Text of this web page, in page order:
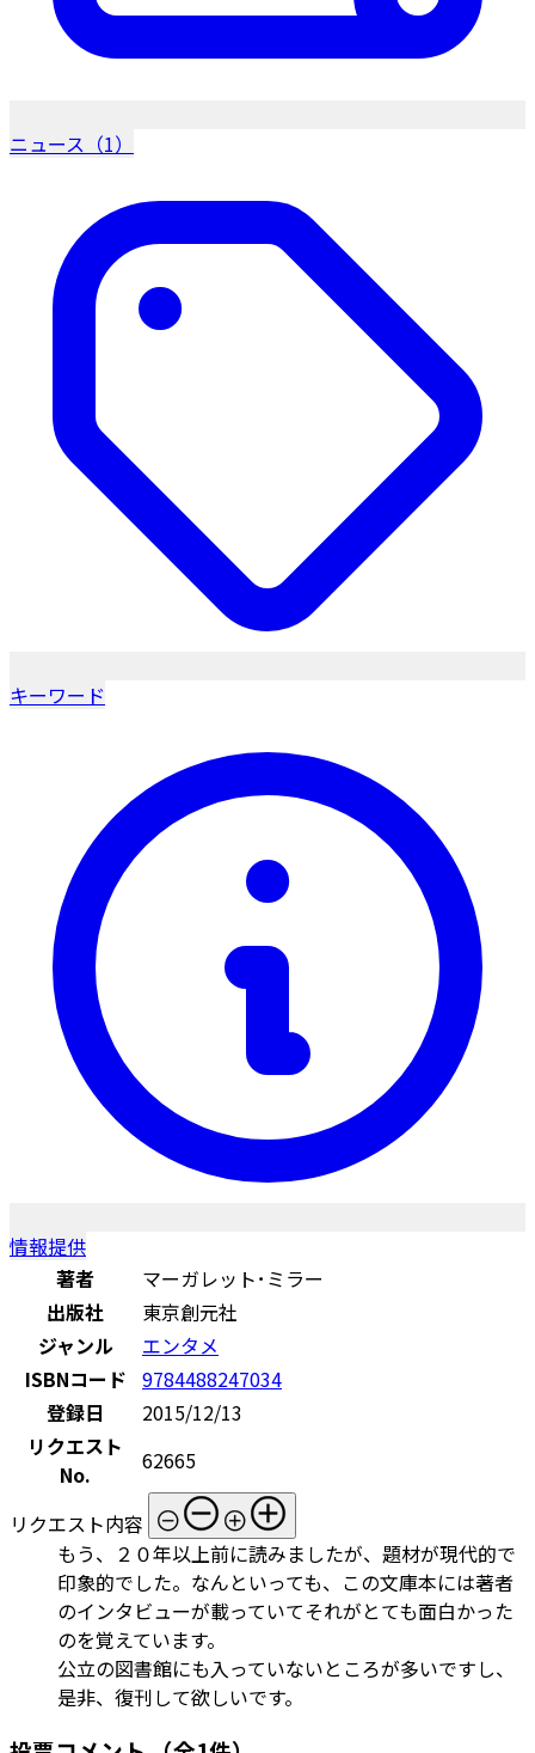
ニュース（1）
キーワード
情報提供
著者
マーガレット･ミラー
出版社
東京創元社
ジャンル
エンタメ
ISBNコード 9784488247034
登録日
2015/12/13
リクエスト
No.
62665
リクエスト内容
もう、２０年以上前に読みましたが、題材が現代的で
印象的でした。なんといっても、この文庫本には著者
のインタビューが載っていてそれがとても面白かった
のを覚えています。
公立の図書館にも入っていないところが多いですし、
是非、復刊して欲しいです。